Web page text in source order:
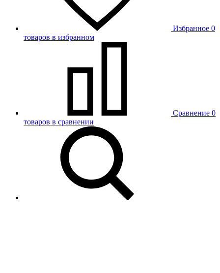
Избранное 0
товаров в избранном
Сравнение 0
товаров в сравнении